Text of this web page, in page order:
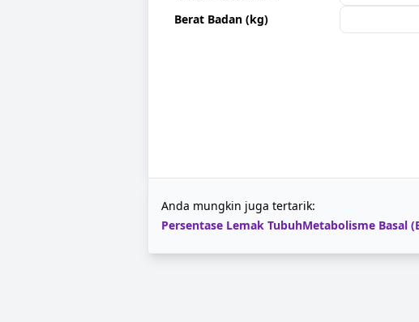
Berat Badan (kg)
Anda mungkin juga tertarik:
Persentase Lemak TubuhMetabolisme Basal